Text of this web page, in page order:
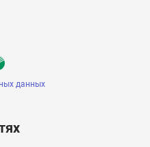
данных